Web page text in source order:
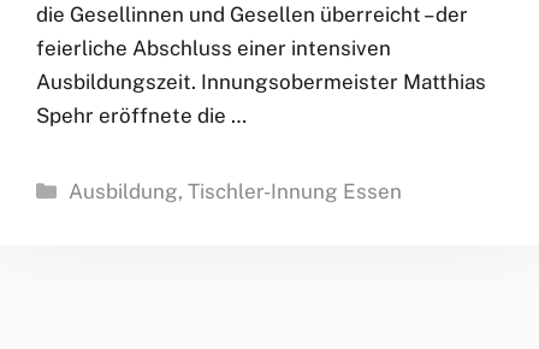
die Gesellinnen und Gesellen überreicht – der
feierliche Abschluss einer intensiven
Ausbildungszeit. Innungsobermeister Matthias
Spehr eröffnete die …
Kategorien
Ausbildung,Tischler-Innung Essen